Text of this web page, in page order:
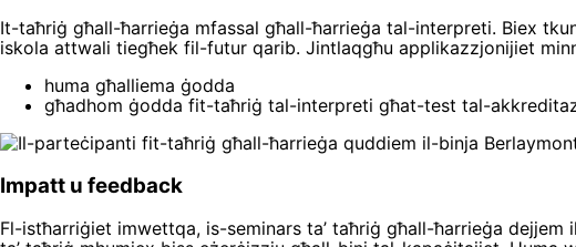
It-taħriġ għall-ħarrieġa mfassal għall-ħarrieġa tal-interpreti. Biex
iskola attwali tiegħek fil-futur qarib. Jintlaqgħu applikazzjonijiet
huma għalliema ġodda
għadhom ġodda fit-taħriġ tal-interpreti għat-test tal-
Impatt u feedback
Fl-istħarriġiet imwettqa, is-seminars ta’ taħriġ għall-ħarrieġa